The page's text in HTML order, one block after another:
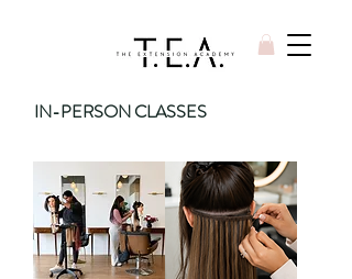
IN-PERSON CLASSES